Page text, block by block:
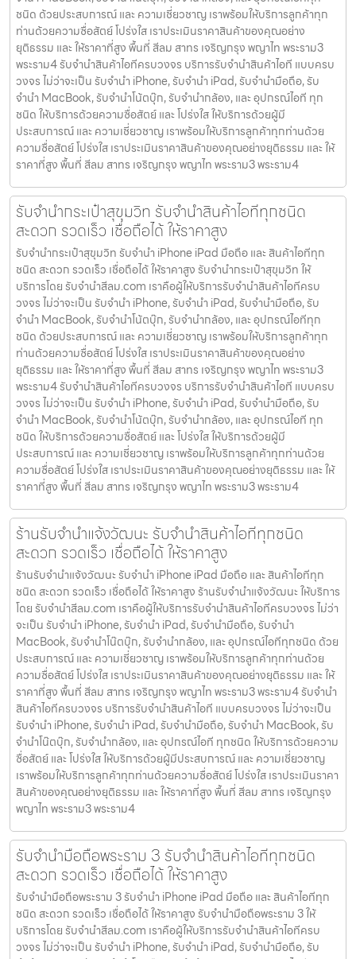
ชนิด ด้วยประสบการณ์ และ ความเชี่ยวชาญ เราพร้อมให้บริการลูกค้าทุก
ท่านด้วยความซื่อสัตย์ โปร่งใส เราประเมินราคาสินค้าของคุณอย่าง
ยุติธรรม และ ให้ราคาที่สูง พื้นที่ สีลม สาทร เจริญกรุง พญาไท พระราม3
พระราม4 รับจำนำสินค้าไอทีครบวงจร บริการรับจำนำสินค้าไอที แบบครบ
วงจร ไม่ว่าจะเป็น รับจำนำ iPhone, รับจำนำ iPad, รับจำนำมือถือ, รับ
จำนำ MacBook, รับจำนำโน้ตบุ๊ก, รับจำนำกล้อง, และ อุปกรณ์ไอที ทุก
ชนิด ให้บริการด้วยความซื่อสัตย์ และ โปร่งใส ให้บริการด้วยผู้มี
ประสบการณ์ และ ความเชี่ยวชาญ เราพร้อมให้บริการลูกค้าทุกท่านด้วย
ความซื่อสัตย์ โปร่งใส เราประเมินราคาสินค้าของคุณอย่างยุติธรรม และ ให้
ราคาที่สูง พื้นที่ สีลม สาทร เจริญกรุง พญาไท พระราม3 พระราม4
รับจำนำกระเป๋าสุขุมวิท รับจำนำสินค้าไอทีทุกชนิด
สะดวก รวดเร็ว เชื่อถือได้ ให้ราคาสูง
รับจำนำกระเป๋าสุขุมวิท รับจำนำ iPhone iPad มือถือ และ สินค้าไอทีทุก
ชนิด สะดวก รวดเร็ว เชื่อถือได้ ให้ราคาสูง รับจำนำกระเป๋าสุขุมวิท ให้
บริการโดย รับจํานําสีลม.com เราคือผู้ให้บริการรับจำนำสินค้าไอทีครบ
วงจร ไม่ว่าจะเป็น รับจำนำ iPhone, รับจำนำ iPad, รับจำนำมือถือ, รับ
จำนำ MacBook, รับจำนำโน้ตบุ๊ก, รับจำนำกล้อง, และ อุปกรณ์ไอทีทุก
ชนิด ด้วยประสบการณ์ และ ความเชี่ยวชาญ เราพร้อมให้บริการลูกค้าทุก
ท่านด้วยความซื่อสัตย์ โปร่งใส เราประเมินราคาสินค้าของคุณอย่าง
ยุติธรรม และ ให้ราคาที่สูง พื้นที่ สีลม สาทร เจริญกรุง พญาไท พระราม3
พระราม4 รับจำนำสินค้าไอทีครบวงจร บริการรับจำนำสินค้าไอที แบบครบ
วงจร ไม่ว่าจะเป็น รับจำนำ iPhone, รับจำนำ iPad, รับจำนำมือถือ, รับ
จำนำ MacBook, รับจำนำโน้ตบุ๊ก, รับจำนำกล้อง, และ อุปกรณ์ไอที ทุก
ชนิด ให้บริการด้วยความซื่อสัตย์ และ โปร่งใส ให้บริการด้วยผู้มี
ประสบการณ์ และ ความเชี่ยวชาญ เราพร้อมให้บริการลูกค้าทุกท่านด้วย
ความซื่อสัตย์ โปร่งใส เราประเมินราคาสินค้าของคุณอย่างยุติธรรม และ ให้
ราคาที่สูง พื้นที่ สีลม สาทร เจริญกรุง พญาไท พระราม3 พระราม4
ร้านรับจำนำแจ้งวัฒนะ รับจำนำสินค้าไอทีทุกชนิด
สะดวก รวดเร็ว เชื่อถือได้ ให้ราคาสูง
ร้านรับจำนำแจ้งวัฒนะ รับจำนำ iPhone iPad มือถือ และ สินค้าไอทีทุก
ชนิด สะดวก รวดเร็ว เชื่อถือได้ ให้ราคาสูง ร้านรับจำนำแจ้งวัฒนะ ให้บริการ
โดย รับจํานําสีลม.com เราคือผู้ให้บริการรับจำนำสินค้าไอทีครบวงจร ไม่ว่า
จะเป็น รับจำนำ iPhone, รับจำนำ iPad, รับจำนำมือถือ, รับจำนำ
MacBook, รับจำนำโน๊ตบุ๊ก, รับจำนำกล้อง, และ อุปกรณ์ไอทีทุกชนิด ด้วย
ประสบการณ์ และ ความเชี่ยวชาญ เราพร้อมให้บริการลูกค้าทุกท่านด้วย
ความซื่อสัตย์ โปร่งใส เราประเมินราคาสินค้าของคุณอย่างยุติธรรม และ ให้
ราคาที่สูง พื้นที่ สีลม สาทร เจริญกรุง พญาไท พระราม3 พระราม4 รับจำนำ
สินค้าไอทีครบวงจร บริการรับจำนำสินค้าไอที แบบครบวงจร ไม่ว่าจะเป็น
รับจำนำ iPhone, รับจำนำ iPad, รับจำนำมือถือ, รับจำนำ MacBook, รับ
จำนำโน๊ตบุ๊ก, รับจำนำกล้อง, และ อุปกรณ์ไอที ทุกชนิด ให้บริการด้วยความ
ซื่อสัตย์ และ โปร่งใส ให้บริการด้วยผู้มีประสบการณ์ และ ความเชี่ยวชาญ
เราพร้อมให้บริการลูกค้าทุกท่านด้วยความซื่อสัตย์ โปร่งใส เราประเมินราคา
สินค้าของคุณอย่างยุติธรรม และ ให้ราคาที่สูง พื้นที่ สีลม สาทร เจริญกรุง
พญาไท พระราม3 พระราม4
รับจำนำมือถือพระราม 3 รับจำนำสินค้าไอทีทุกชนิด
สะดวก รวดเร็ว เชื่อถือได้ ให้ราคาสูง
รับจำนำมือถือพระราม 3 รับจำนำ iPhone iPad มือถือ และ สินค้าไอทีทุก
ชนิด สะดวก รวดเร็ว เชื่อถือได้ ให้ราคาสูง รับจำนำมือถือพระราม 3 ให้
บริการโดย รับจํานําสีลม.com เราคือผู้ให้บริการรับจำนำสินค้าไอทีครบ
วงจร ไม่ว่าจะเป็น รับจำนำ iPhone, รับจำนำ iPad, รับจำนำมือถือ, รับ